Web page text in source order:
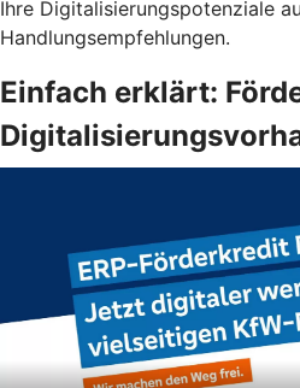
Ihre Digitalisierungspotenziale
Handlungsempfehlungen.
Einfach erklärt: